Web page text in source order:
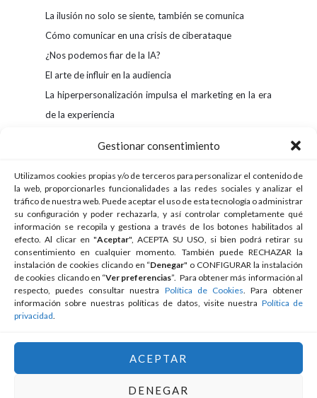
Gestionar consentimiento
Utilizamos cookies propias y/o de terceros para personalizar el contenido de
la web, proporcionarles funcionalidades a las redes sociales y analizar el
tráfico de nuestra web. Puede aceptar el uso de esta tecnología o administrar
su configuración y poder rechazarla, y así controlar completamente qué
información se recopila y gestiona a través de los botones habilitados al
efecto. Al clicar en "Aceptar", ACEPTA SU USO, si bien podrá retirar su
consentimiento en cualquier momento. También puede RECHAZAR la
instalación de cookies clicando en “Denegar" o CONFIGURAR la instalación
de cookies clicando en “Ver preferencias”. Para obtener más información al
respecto, puedes consultar nuestra Política de Cookies. Para obtener
información sobre nuestras políticas de datos, visite nuestra Política de
privacidad.
ACEPTAR
DENEGAR
La ilusión no solo se siente, también se comunica
Cómo comunicar en una crisis de ciberataque
¿Nos podemos fiar de la IA?
El arte de influir en la audiencia
La hiperpersonalización impulsa el marketing en la era
de la experiencia
BUSCAR
© 2026 Intro Ibérica Consultores, S.L.